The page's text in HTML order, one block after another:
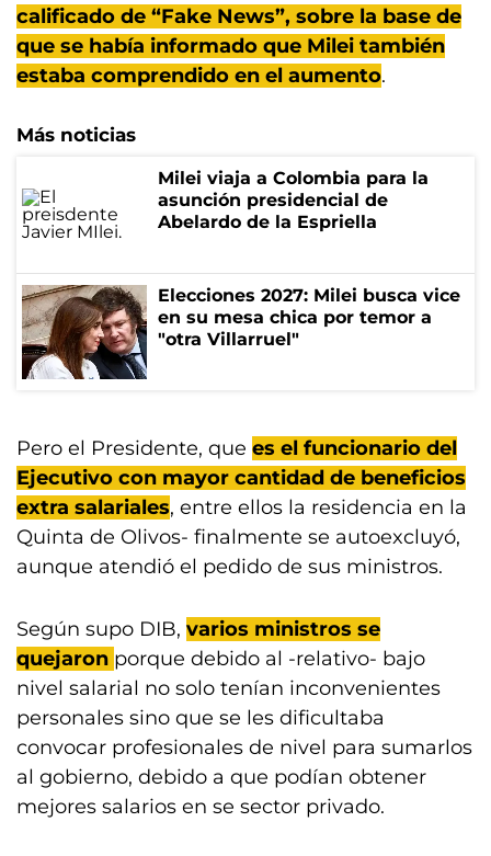
calificado de “Fake News”, sobre la base de
que se había informado que Milei también
estaba comprendido en el aumento.
Más noticias
Milei viaja a Colombia para la
asunción presidencial de
Abelardo de la Espriella
Elecciones 2027: Milei busca vice
en su mesa chica por temor a
"otra Villarruel"
Pero el Presidente, que es el funcionario del
Ejecutivo con mayor cantidad de beneficios
extra salariales, entre ellos la residencia en la
Quinta de Olivos- finalmente se autoexcluyó,
aunque atendió el pedido de sus ministros.
Según supo DIB, varios ministros se
quejaron porque debido al -relativo- bajo
nivel salarial no solo tenían inconvenientes
personales sino que se les dificultaba
convocar profesionales de nivel para sumarlos
al gobierno, debido a que podían obtener
mejores salarios en se sector privado.